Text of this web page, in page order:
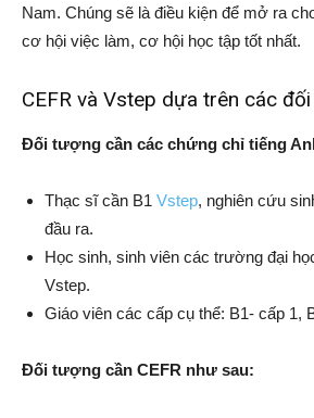
Nam. Chúng sẽ là điều kiện để mở ra
cơ hội việc làm, cơ hội học tập tốt nhất.
CEFR và Vstep dựa trên các
Đối tượng cần các chứng chỉ tiếng
Thạc sĩ cần B1 Vstep, nghiên cứu
đầu ra.
Học sinh, sinh viên các trường đại
Vstep.
Giáo viên các cấp cụ thể: B1- cấp 1,
Đối tượng cần CEFR như sau: